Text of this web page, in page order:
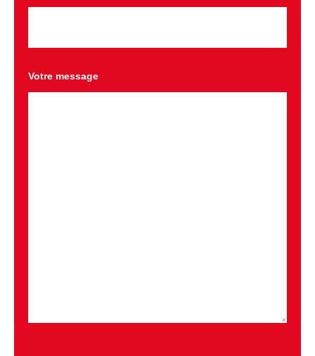
Votre message